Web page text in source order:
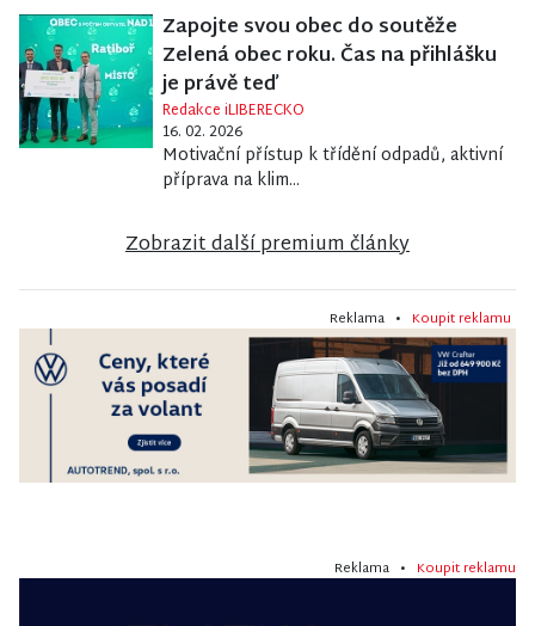
Zapojte svou obec do soutěže
Zelená obec roku. Čas na přihlášku
je právě teď
Redakce iLIBERECKO
16. 02. 2026
Motivační přístup k třídění odpadů, aktivní
příprava na klim...
Zobrazit další premium články
Reklama • Koupit reklamu
Reklama • Koupit reklamu